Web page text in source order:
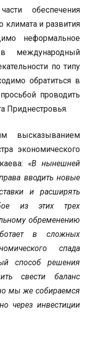
обеспечения
климата и развития
неформальное
международный
по типу
обратиться в
проводить
Приднестровья.
высказыванием
экономического
«В нынешней
вводить новые
и расширять
из этих трех
обременению
в сложных
спада
способ решения
свести баланс
мы же собираемся
через инвестиции